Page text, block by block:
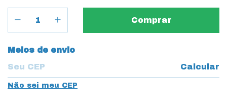
Entregas para o CEP:
Meios de envio
Calcular
Não sei meu CEP